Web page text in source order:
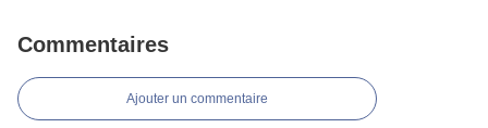
Commentaires
Ajouter un commentaire